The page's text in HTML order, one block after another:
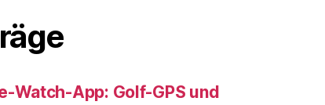
Watch-App: Golf-GPS und